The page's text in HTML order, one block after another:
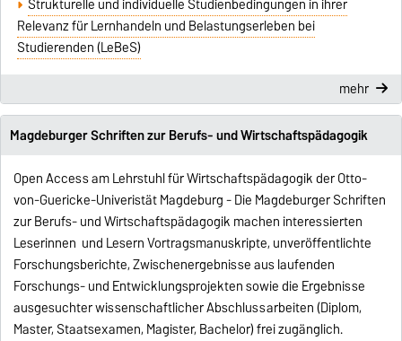
Relevanz für Lernhandeln und Belastungserleben bei
Studierenden (LeBeS)
mehr
Magdeburger Schriften zur Berufs- und Wirtschaftspädagogik
Open Access am Lehrstuhl für Wirtschaftspädagogik der Otto-
von-Guericke-Univeristät Magdeburg - Die Magdeburger Schriften
zur Berufs- und Wirtschaftspädagogik machen interessierten
Leserinnen und Lesern Vortragsmanuskripte, unveröffentlichte
Forschungsberichte, Zwischenergebnisse aus laufenden
Forschungs- und Entwicklungsprojekten sowie die Ergebnisse
ausgesuchter wissenschaftlicher Abschlussarbeiten (Diplom,
Master, Staatsexamen, Magister, Bachelor) frei zugänglich.